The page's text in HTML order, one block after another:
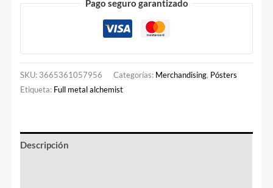
Pago seguro garantizado
SKU: 3665361057956 Categorías: Merchandising, Pósters
Etiqueta: Full metal alchemist
Descripción